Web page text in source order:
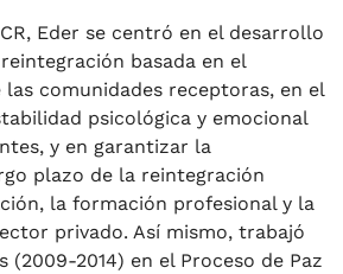
Eder se centró en el desarrollo
basada en el
comunidades receptoras, en el
psicológica y emocional
y en garantizar la
plazo de la reintegración
la formación profesional y la
privado. Así mismo, trabajó
(2009-2014) en el Proceso de Paz